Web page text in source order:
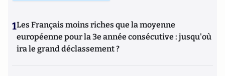
1Les Français moins riches que la moyenne
européenne pour la 3e année consécutive : jusqu'où
ira le grand déclassement ?